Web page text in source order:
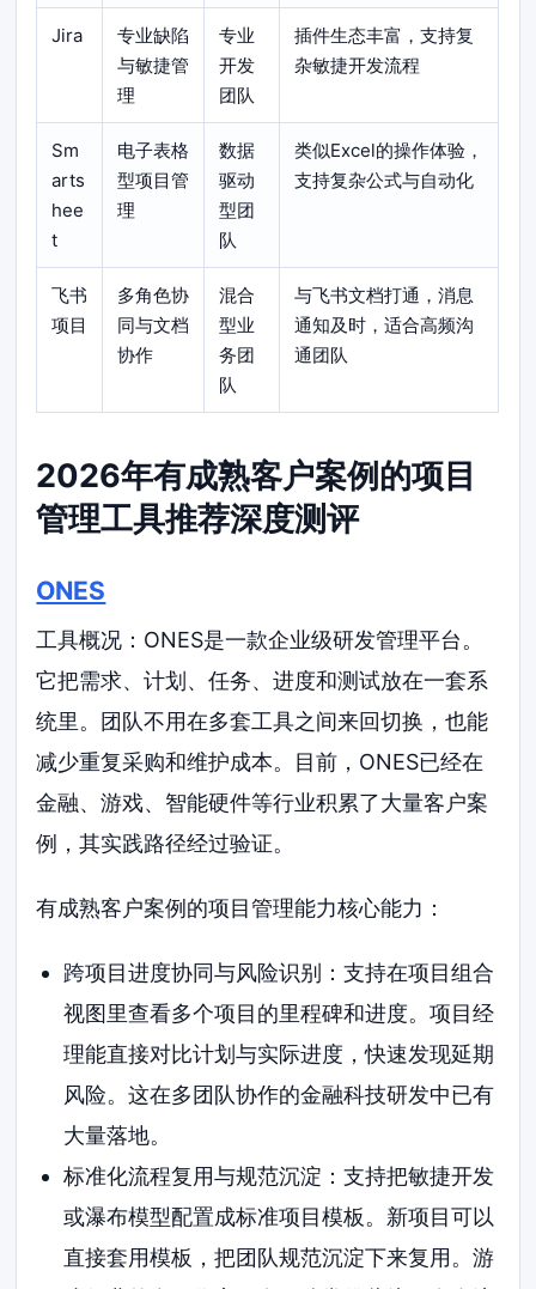
Jira
专业缺陷
与敏捷管
理
专业
开发
团队
插件生态丰富，支持复
杂敏捷开发流程
Sm
arts
hee
t
电子表格
型项目管
理
数据
驱动
型团
队
类似Excel的操作体验，
支持复杂公式与自动化
飞书
项目
多角色协
同与文档
协作
混合
型业
务团
队
与飞书文档打通，消息
通知及时，适合高频沟
通团队
2026年有成熟客户案例的项目
管理工具推荐深度测评
ONES
工具概况：ONES是一款企业级研发管理平台。
它把需求、计划、任务、进度和测试放在一套系
统里。团队不用在多套工具之间来回切换，也能
减少重复采购和维护成本。目前，ONES已经在
金融、游戏、智能硬件等行业积累了大量客户案
例，其实践路径经过验证。
有成熟客户案例的项目管理能力核心能力：
跨项目进度协同与风险识别：支持在项目组合
视图里查看多个项目的里程碑和进度。项目经
理能直接对比计划与实际进度，快速发现延期
风险。这在多团队协作的金融科技研发中已有
大量落地。
标准化流程复用与规范沉淀：支持把敏捷开发
或瀑布模型配置成标准项目模板。新项目可以
直接套用模板，把团队规范沉淀下来复用。游